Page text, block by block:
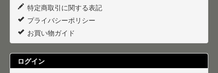
特定商取引に関する表記
プライバシーポリシー
お買い物ガイド
ログイン